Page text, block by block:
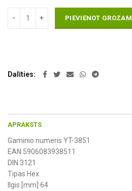
PIEVIENOT GROZAM
Dalīties
APRAKSTS
Gaminio numeris YT-3851
EAN 5906083938511
DIN 3121
Tipas Hex
Ilgis [mm] 64